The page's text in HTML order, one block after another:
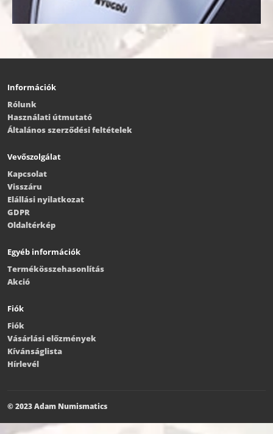
Információk
Rólunk
Használati útmutató
Általános szerződési feltételek
Vevőszolgálat
Kapcsolat
Visszáru
Elállási nyilatkozat
GDPR
Oldaltérkép
Egyéb információk
Termékösszehasonlítás
Akció
Fiók
Fiók
Vásárlási előzmények
Kívánságlista
Hírlevél
© 2023 Adam Numismatics